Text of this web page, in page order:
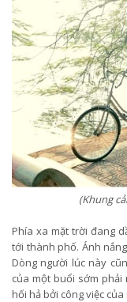
(Khung
Phía xa mặt trời đang
tới thành phố. Ánh
Dòng người lúc này
của một buổi sớm
hối hả bởi công việc của